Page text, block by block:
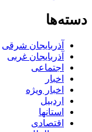
دسته‌ها
آذربایجان شرقی
آذربایجان غربی
اجتماعی
اخبار
اخبار ویژه
اردبیل
استانها
اقتصادی